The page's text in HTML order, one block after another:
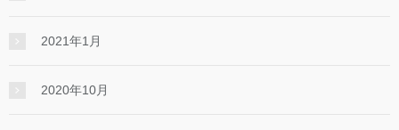
2021年1月
2020年10月